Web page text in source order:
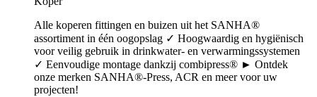
Alle koperen fittingen en buizen uit het SANHA®
assortiment in één oogopslag ✓ Hoogwaardig en hygiënisch
voor veilig gebruik in drinkwater- en verwarmingssystemen
✓ Eenvoudige montage dankzij combipress® ► Ontdek
onze merken SANHA®-Press, ACR en meer voor uw
projecten!